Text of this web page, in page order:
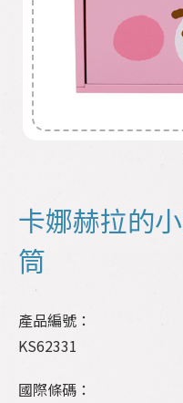
卡娜赫拉的
筒
產品編號：
KS62331
國際條碼：